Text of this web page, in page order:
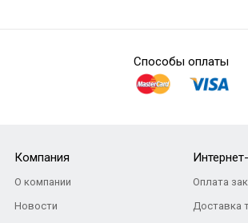
Способы оплаты
Компания
О компании
Новости
Оплата
Доставка